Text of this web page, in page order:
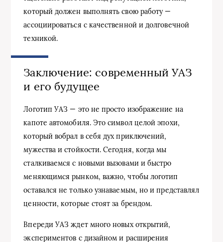
который должен выполнять свою работу —
ассоциироваться с качественной и долговечной
техникой.
Заключение: современный УАЗ
и его будущее
Логотип УАЗ — это не просто изображение на
капоте автомобиля. Это символ целой эпохи,
который вобрал в себя дух приключений,
мужества и стойкости. Сегодня, когда мы
сталкиваемся с новыми вызовами и быстро
меняющимся рынком, важно, чтобы логотип
оставался не только узнаваемым, но и представлял
ценности, которые стоят за брендом.
Впереди УАЗ ждет много новых открытий,
экспериментов с дизайном и расширения